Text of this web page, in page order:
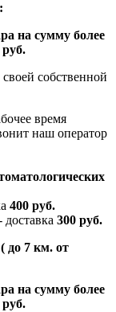
на сумму более
руб.
собственной
время
наш оператор
400 руб.
доставка 300 руб.
до 7 км. от
на сумму более
руб.